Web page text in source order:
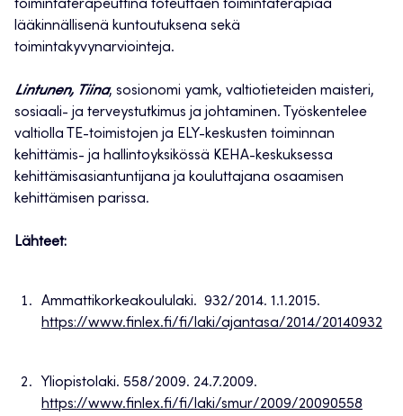
toimintaterapeuttina toteuttaen toimintaterapiaa
lääkinnällisenä kuntoutuksena sekä
toimintakyvynarviointeja.
Lintunen, Tiina, sosionomi yamk, valtiotieteiden maisteri,
sosiaali- ja terveystutkimus ja johtaminen. Työskentelee
valtiolla TE-toimistojen ja ELY-keskusten toiminnan
kehittämis- ja hallintoyksikössä KEHA-keskuksessa
kehittämisasiantuntijana ja kouluttajana osaamisen
kehittämisen parissa.
Lähteet:
Ammattikorkeakoululaki. 932/2014. 1.1.2015.
https://www.finlex.fi/fi/laki/ajantasa/2014/20140932
Yliopistolaki. 558/2009. 24.7.2009.
https://www.finlex.fi/fi/laki/smur/2009/20090558